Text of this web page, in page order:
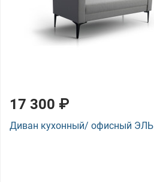
17 300 ₽
Диван кухонный/ офисный ЭЛЬ